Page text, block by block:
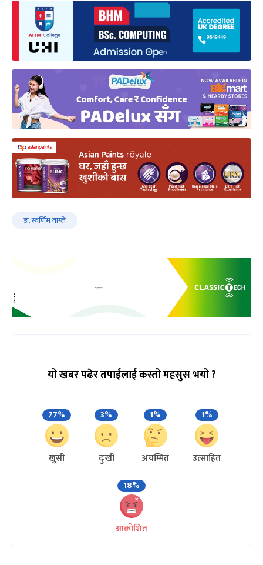
डा. स्वर्णिम वाग्ले
यो खबर पढेर तपाईलाई कस्तो महसुस भयो ?
77%
खुसी
3%
दुःखी
1%
अचम्मित
1%
उत्साहित
18%
आक्रोशित